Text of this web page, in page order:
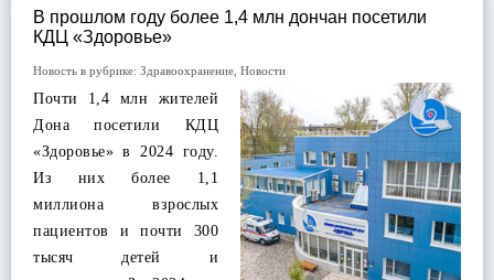
В прошлом году более 1,4 млн дончан посетили
КДЦ «Здоровье»
Новость в рубрике: Здравоохранение Новости
Почти 1,4 млн жителей
Дона посетили КДЦ
«Здоровье» в 2024 году.
Из них более 1,1
миллиона взрослых
пациентов и почти 300
тысяч детей и